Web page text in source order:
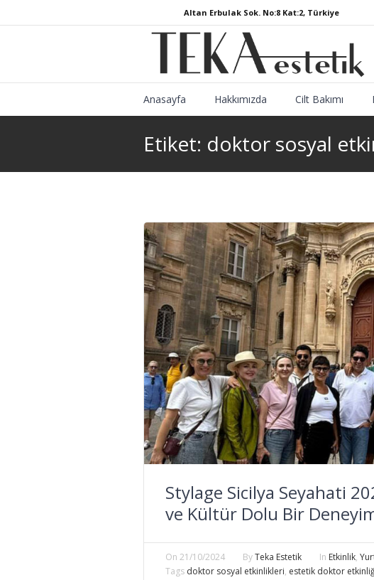
Altan Erbulak Sok. No:8 Kat:2, Türkiye
Anasayfa Hakkımızda Cilt Bakımı
Etiket: doktor sosyal
Stylage Sicilya Seyahati
ve Kültür Dolu Bir
On 21/10/2024 ByTeka Estetik In Etkinlik,
Tags doktor sosyal etkinlikleri, estetik doktor